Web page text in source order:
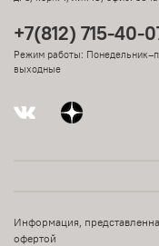
+7(812) 715-40-
Режим работы:
выходные
Информация,
офертой